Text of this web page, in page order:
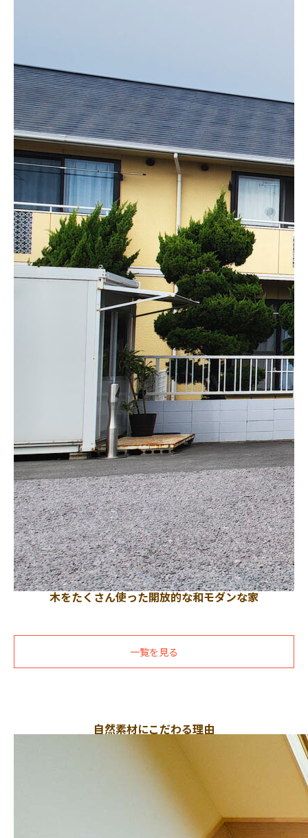
木をたくさん使った開放的な和モダンな家
一覧を見る
自然素材にこだわる理由